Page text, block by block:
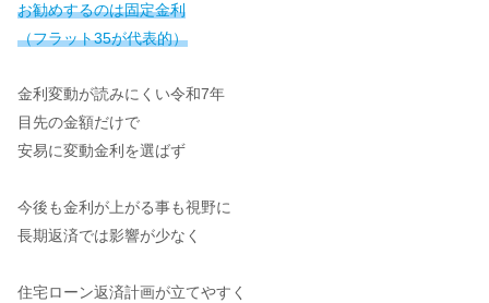
お勧めするのは固定金利
（フラット35が代表的）
金利変動が読みにくい令和7年
目先の金額だけで
安易に変動金利を選ばず
今後も金利が上がる事も視野に
長期返済では影響が少なく
住宅ローン返済計画が立てやすく